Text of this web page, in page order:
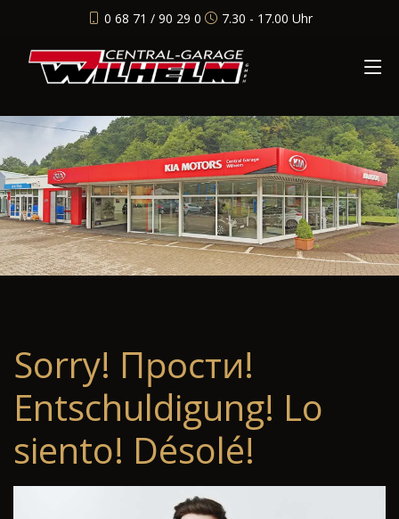
0 68 71 / 90 29 0 7.30 - 17.00 Uhr
Sorry! Прости!
Entschuldigung! Lo
siento! Désolé!